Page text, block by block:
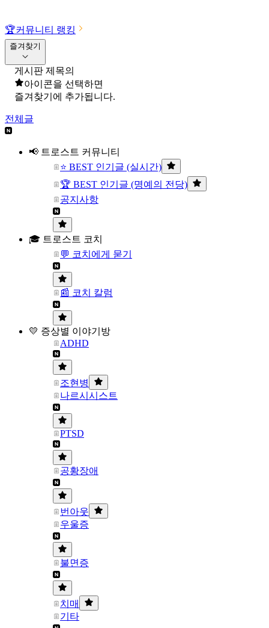
🏆커뮤니티 랭킹
즐겨찾기
게시판 제목의
아이콘을 선택하면
즐겨찾기에 추가됩니다.
전체글
📢 트로스트 커뮤니티
⭐ BEST 인기글 (실시간)
🏆 BEST 인기글 (명예의 전당)
공지사항
🎓 트로스트 코치
💬 코치에게 묻기
📰 코치 칼럼
💛 증상별 이야기방
ADHD
조현병
나르시시스트
PTSD
공황장애
번아웃
우울증
불면증
치매
기타